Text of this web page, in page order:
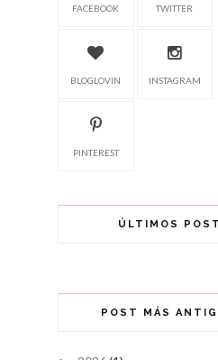
FACEBOOK TWITTER
BLOGLOVIN INSTAGRAM
PINTEREST
ÚLTIMOS
POST MÁS